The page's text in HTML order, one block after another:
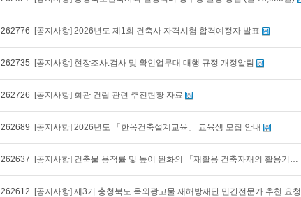
262776 [공지사항] 2026년도 제1회 건축사 자격시험 합격예정자 발표
262735 [공지사항] 현장조사.검사 및 확인업무대 대행 규정 개정알림
262726 [공지사항] 회관 건립 관련 추진현황 자료
262689 [공지사항] 2026년도 「한옥건축설계교육」 교육생 모집 안내
262637 [공지사항] 건축물 용적률 및 높이 완화의 「재활용 건축자재의 활용기준」 관련 협조 알림
262612 [공지사항] 제3기 충청북도 옥외광고물 재해방재단 민간전문가 추천 요청